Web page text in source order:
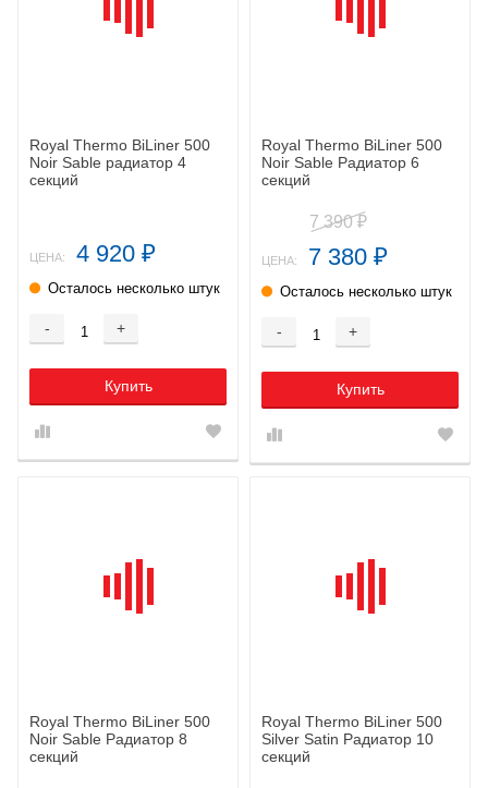
Royal Thermo BiLiner 500
Noir Sable радиатор 4
секций
ЦЕНА: 4 920 ₽
Осталось несколько штук
- +
Купить
Royal Thermo BiLiner 500
Noir Sable Радиатор 6
секций
7 390₽
ЦЕНА: 7 380 ₽
Осталось несколько штук
- +
Купить
Royal Thermo BiLiner 500
Noir Sable Радиатор 8
секций
Royal Thermo BiLiner 500
Silver Satin Радиатор 10
секций